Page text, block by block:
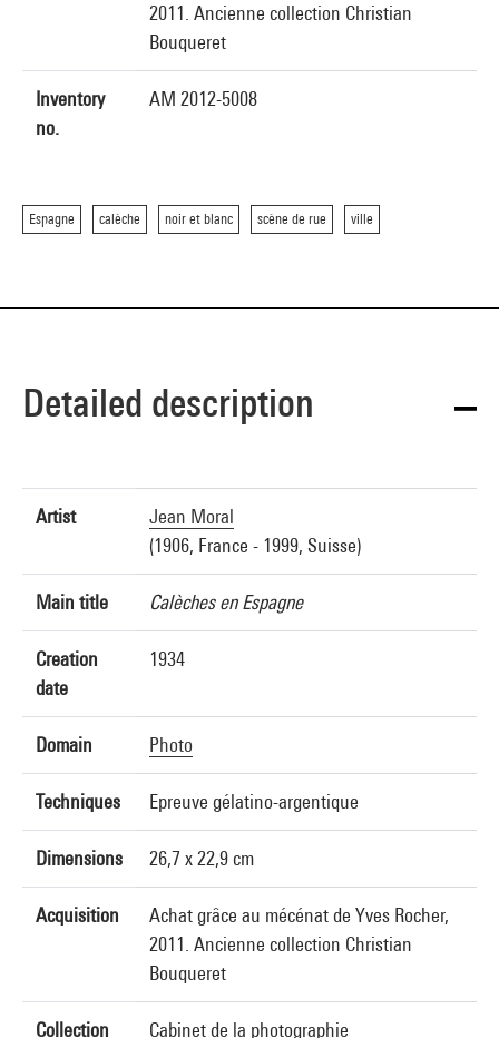
2011. Ancienne collection Christian
Bouqueret
Inventory
no.
AM 2012-5008
Espagne calèche noir et blanc scène de rue ville
Detailed description
Artist
Jean Moral
(1906, France - 1999, Suisse)
Main title Calèches en Espagne
Creation
date
1934
Domain Photo
Techniques Epreuve gélatino-argentique
Dimensions 26,7 x 22,9 cm
Acquisition
Achat grâce au mécénat de Yves Rocher,
2011. Ancienne collection Christian
Bouqueret
Collection Cabinet de la photographie